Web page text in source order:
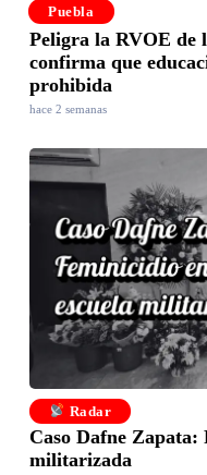
Puebla
Peligra la RVOE de
confirma que
prohibida
hace 2 semanas
Radar
Caso Dafne Zapata:
militarizada